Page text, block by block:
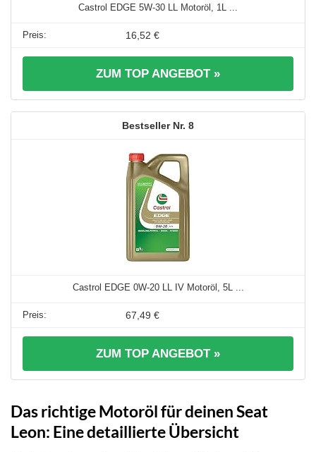
Castrol EDGE 5W-30 LL Motoröl, 1L ...
16,52 €
ZUM TOP ANGEBOT »
8
Castrol EDGE 0W-20 LL IV Motoröl, 5L ...
67,49 €
ZUM TOP ANGEBOT »
Das richtige Motoröl für deinen Seat
Leon: Eine detaillierte Übersicht